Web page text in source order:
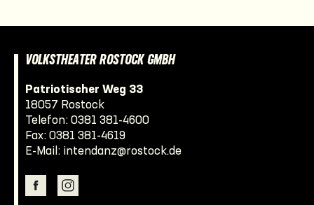
VOLKSTHEATER ROSTOCK GMBH
Patriotischer Weg 33
18057 Rostock
Telefon: 0381 381-4600
Fax: 0381 381-4619
E-Mail: intendanz@rostock.de